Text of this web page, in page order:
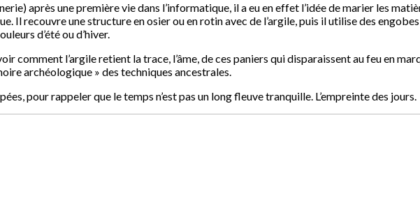
après une première vie dans l’informatique, il a eu en effet l’idée de marier les
Il recouvre une structure en osier ou en rotin avec de l’argile, puis il utilise des
d’été ou d’hiver.
comment l’argile retient la trace, l’âme, de ces paniers qui disparaissent au feu en
archéologique » des techniques ancestrales.
pour rappeler que le temps n’est pas un long fleuve tranquille. L’empreinte des jours.